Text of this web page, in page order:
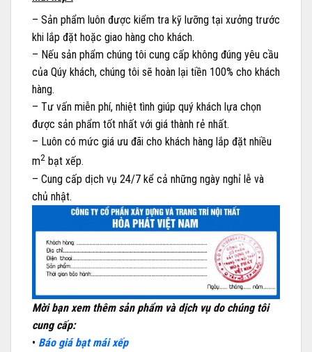
– Sản phẩm luôn được kiểm tra kỹ lưỡng tại xưởng trước
khi lắp đặt hoặc giao hàng cho khách.
– Nếu sản phẩm chúng tôi cung cấp không đúng yêu cầu
của Qúy khách, chúng tôi sẽ hoàn lại tiền 100% cho khách
hàng.
– Tư vấn miễn phí, nhiệt tình giúp quý khách lựa chọn
được sản phẩm tốt nhất với giá thành rẻ nhất.
– Luôn có mức giá ưu đãi cho khách hàng lắp đặt nhiều
m2 bạt xếp.
– Cung cấp dịch vụ 24/7 kể cả những ngày nghỉ lễ và
chủ nhật.
Mời bạn xem thêm sản phẩm và dịch vụ do chúng tôi
cung cấp:
• Báo giá bạt mái xếp